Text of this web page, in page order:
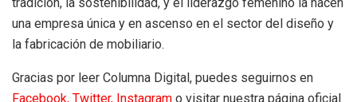
una empresa única y en ascenso en el sector del diseño y
la fabricación de mobiliario.
Gracias por leer Columna Digital, puedes seguirnos en
Facebook, Twitter, Instagram o visitar nuestra página oficial.